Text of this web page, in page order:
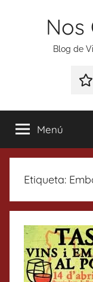
Nos
Blog de
Menú
Etiqueta: